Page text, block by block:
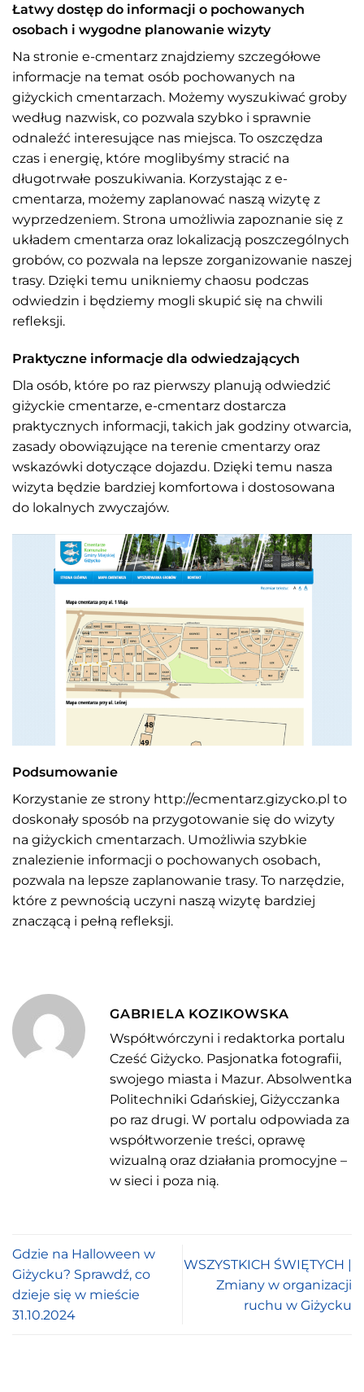
Łatwy dostęp do informacji o pochowanych
osobach i wygodne planowanie wizyty
Na stronie e-cmentarz znajdziemy szczegółowe
informacje na temat osób pochowanych na
giżyckich cmentarzach. Możemy wyszukiwać groby
według nazwisk, co pozwala szybko i sprawnie
odnaleźć interesujące nas miejsca. To oszczędza
czas i energię, które moglibyśmy stracić na
długotrwałe poszukiwania. Korzystając z e-
cmentarza, możemy zaplanować naszą wizytę z
wyprzedzeniem. Strona umożliwia zapoznanie się z
układem cmentarza oraz lokalizacją poszczególnych
grobów, co pozwala na lepsze zorganizowanie naszej
trasy. Dzięki temu unikniemy chaosu podczas
odwiedzin i będziemy mogli skupić się na chwili
refleksji.
Praktyczne informacje dla odwiedzających
Dla osób, które po raz pierwszy planują odwiedzić
giżyckie cmentarze, e-cmentarz dostarcza
praktycznych informacji, takich jak godziny otwarcia,
zasady obowiązujące na terenie cmentarzy oraz
wskazówki dotyczące dojazdu. Dzięki temu nasza
wizyta będzie bardziej komfortowa i dostosowana
do lokalnych zwyczajów.
Podsumowanie
Korzystanie ze strony http://ecmentarz.gizycko.pl to
doskonały sposób na przygotowanie się do wizyty
na giżyckich cmentarzach. Umożliwia szybkie
znalezienie informacji o pochowanych osobach,
pozwala na lepsze zaplanowanie trasy. To narzędzie,
które z pewnością uczyni naszą wizytę bardziej
znaczącą i pełną refleksji.
GABRIELA KOZIKOWSKA
Współtwórczyni i redaktorka portalu
Cześć Giżycko. Pasjonatka fotografii,
swojego miasta i Mazur. Absolwentka
Politechniki Gdańskiej, Giżycczanka
po raz drugi. W portalu odpowiada za
współtworzenie treści, oprawę
wizualną oraz działania promocyjne –
w sieci i poza nią.
Gdzie na Halloween w
Giżycku? Sprawdź, co
dzieje się w mieście
31.10.2024
WSZYSTKICH ŚWIĘTYCH |
Zmiany w organizacji
ruchu w Giżycku